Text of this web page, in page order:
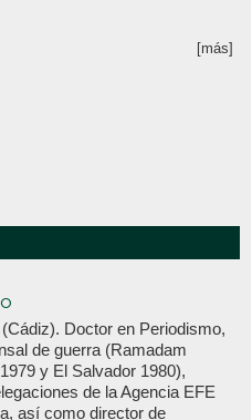
[más]
Doctor en Periodismo,
de guerra (Ramadam
y El Salvador 1980),
de la Agencia EFE
así como director de